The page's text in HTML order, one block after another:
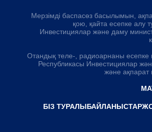
Мерзімді баспасөз басылымын,
қою, қайта есепке алу
Инвестициялар және даму
Отандық теле-, радиоарнаны есепке
Республикасы Инвестициялар
және ақпарат
БІЗ ТУРАЛЫБАЙЛАНЫСТАР